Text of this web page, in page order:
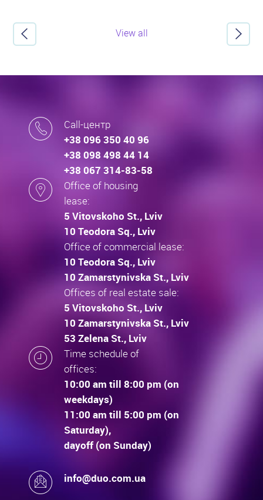
View all
Call-центр
+38 096 350 40 96
+38 098 498 44 14
+38 067 314-83-58
Office of housing
lease:
5 Vitovskoho St., Lviv
10 Teodora Sq., Lviv
Office of commercial lease:
10 Teodora Sq., Lviv
10 Zamarstynivska St., Lviv
Offices of real estate sale:
5 Vitovskoho St., Lviv
10 Zamarstynivska St., Lviv
53 Zelena St., Lviv
Time schedule of
offices:
10:00 am till 8:00 pm (on
weekdays)
11:00 am till 5:00 pm (on
Saturday),
dayoff (on Sunday)
info@duo.com.ua